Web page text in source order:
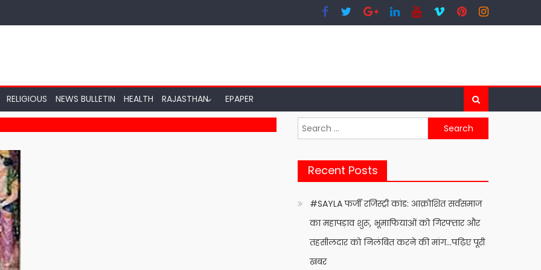
RELIGIOUS NEWS BULLETIN HEALTH RAJASTHAN EPAPER
Search
for:
Recent Posts
#SAYLA फर्जी रजिस्ट्री कांड: आक्रोशित सर्वसमाज
का महापड़ाव शुरू, भूमाफियाओं को गिरफ्तार और
तहसीलदार को निलंबित करने की मांग…पढ़िए पूरी
खबर